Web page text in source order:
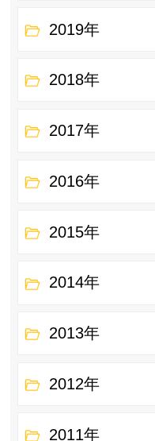
2019年
2018年
2017年
2016年
2015年
2014年
2013年
2012年
2011年